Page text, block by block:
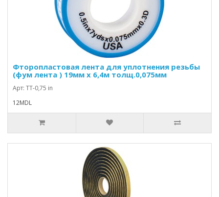
Фторопластовая лента для уплотнения резьбы
(фум лента ) 19мм х 6,4м толщ.0,075мм
Арт: TT-0,75 in
12MDL